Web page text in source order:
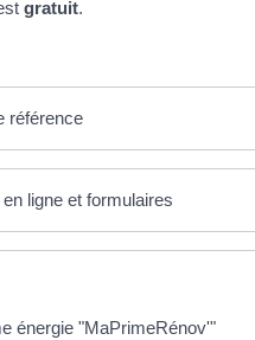
gratuit.
référence
ligne et formulaires
énergie "MaPrimeRénov'"